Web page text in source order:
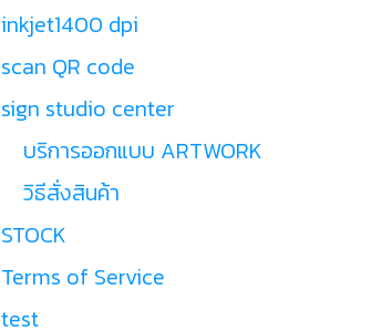
inkjet1400 dpi
scan QR code
sign studio center
บริการออกแบบ ARTWORK
วิธีสั่งสินค้า
STOCK
Terms of Service
test